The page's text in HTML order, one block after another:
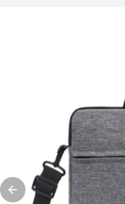
Previous slide